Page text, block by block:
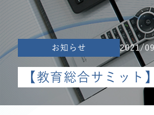
お知らせ 2021/
【教育総合サミット